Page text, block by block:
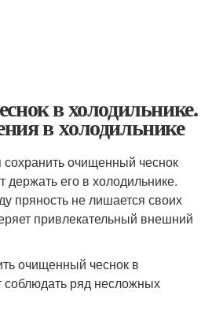
в холодильнике.
в холодильнике
очищенный чеснок
держать его в холодильнике.
пряность не лишается своих
привлекательный внешний
очищенный чеснок в
соблюдать ряд несложных